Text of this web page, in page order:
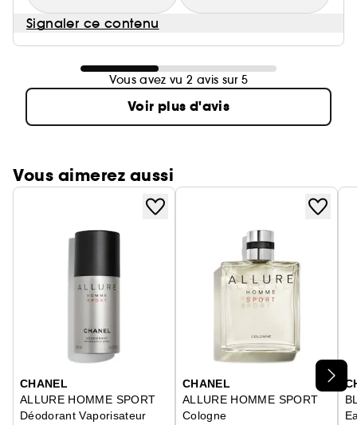
Signaler ce contenu
Vous avez vu 2 avis sur 5
Voir plus d'avis
Vous aimerez aussi
CHANEL
ALLURE HOMME SPORT
Déodorant Vaporisateur
CHANEL
ALLURE HOMME SPORT
Cologne